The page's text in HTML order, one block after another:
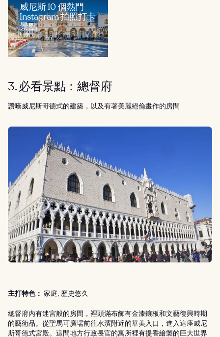
威尼斯 10 個熱門
Instagram 拍照打卡
景點
Italy
3. 必看景點：總督府
讚嘆威尼斯哥德式的建築，以及有著美麗絕倫畫作的房間
主打特色： 家庭, 歷史悠久
總督府內有迷宮般的房間，裡頭滿布飾有金漆鑲板和文藝復興時期
的藝術品。從聖馬可廣場前往水濱附近的華美入口，進入這座威尼
斯哥德式宮殿。這間地方行政長官的寓所裡有提香繪製的巨大世界